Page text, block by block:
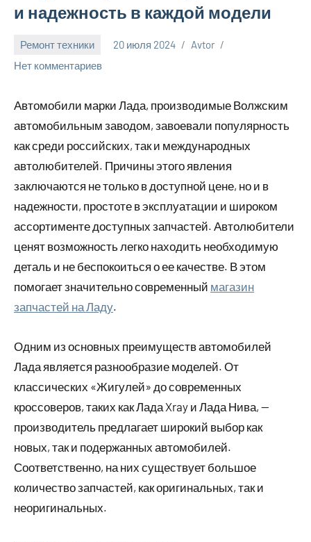
и надежность в каждой модели
Ремонт техники 20 июля 2024
Avtor
Нет комментариев
Автомобили марки Лада, производимые Волжским
автомобильным заводом, завоевали популярность
как среди российских, так и международных
автолюбителей. Причины этого явления
заключаются не только в доступной цене, но и в
надежности, простоте в эксплуатации и широком
ассортименте доступных запчастей. Автолюбители
ценят возможность легко находить необходимую
деталь и не беспокоиться о ее качестве. В этом
помогает значительно современный магазин
запчастей на Ладу.
Одним из основных преимуществ автомобилей
Лада является разнообразие моделей. От
классических «Жигулей» до современных
кроссоверов, таких как Лада Xray и Лада Нива, —
производитель предлагает широкий выбор как
новых, так и подержанных автомобилей.
Соответственно, на них существует большое
количество запчастей, как оригинальных, так и
неоригинальных.